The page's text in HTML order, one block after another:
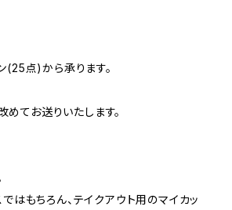
点)から承ります。
お送りいたします。
はもちろん、テイクアウト用のマイカッ